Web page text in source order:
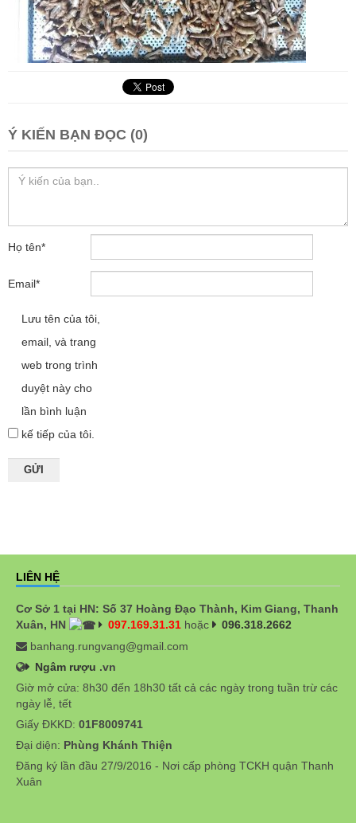
Ý KIẾN BẠN ĐỌC (0)
Họ tên*
Email*
Lưu tên của tôi,
email, và trang
web trong trình
duyệt này cho
lần bình luận
kế tiếp của tôi.
LIÊN HỆ
Cơ Sở 1 tại HN: Số 37 Hoàng Đạo Thành, Kim Giang, Thanh
Xuân, HN
097.169.31.31 hoặc
096.318.2662
banhang.rungvang@gmail.com
Ngâm rượu .vn
Giờ mở cửa: 8h30 đến 18h30 tất cả các ngày trong tuần trừ các
ngày lễ, tết
Giấy ĐKKD: 01F8009741
Đại diện: Phùng Khánh Thiện
Đăng ký lần đầu 27/9/2016 - Nơi cấp phòng TCKH quận Thanh
Xuân